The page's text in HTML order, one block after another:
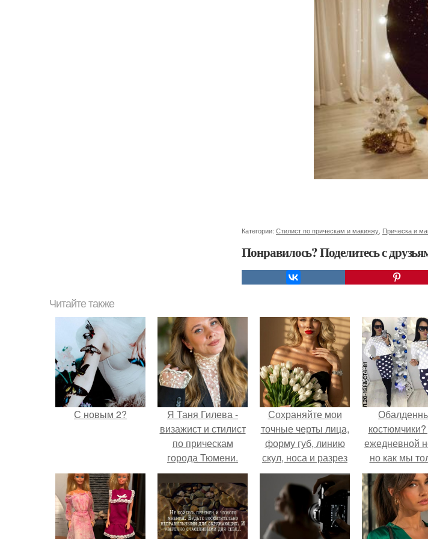
Категории: Стилист по прическам и макияжу Прическа и
Понравилось? Поделитесь с
Читайте также
С новым 2?
Я Таня Гилева -
визажист и стилист
по прическам
города Тюмени.
Сохраняйте мои
точные черты лица,
форму губ, линию
скул, носа и разрез
глаз.
ежедневной
но как мы
прическу
вечерний